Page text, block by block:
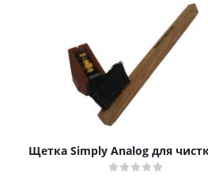
Щетка Simply Analog для